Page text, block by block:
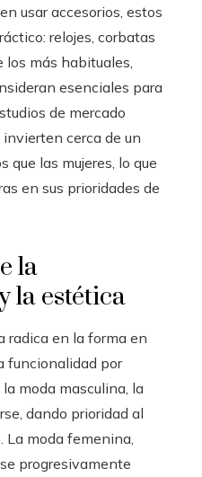
usar accesorios, estos
relojes, corbatas
los más habituales,
esenciales para
de mercado
cerca de un
que las mujeres, lo que
en sus prioridades de
la
la estética
radica en la forma en
funcionalidad por
moda masculina, la
dando prioridad al
La moda femenina,
progresivamente